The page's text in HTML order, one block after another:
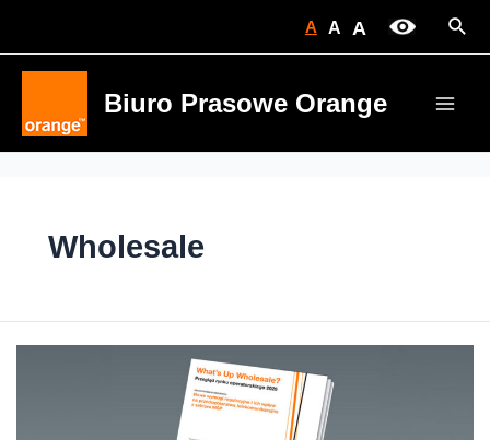
A A A
Biuro Prasowe Orange
Wholesale